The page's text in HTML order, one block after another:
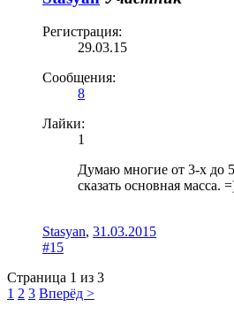
Регистрация:
29.03.15
Сообщения:
8
Лайки:
1
Думаю многие от 3-х до
сказать основная масса.
Stasyan, 31.03.2015
#15
Страница 1 из 3
1 2 3 Вперёд >